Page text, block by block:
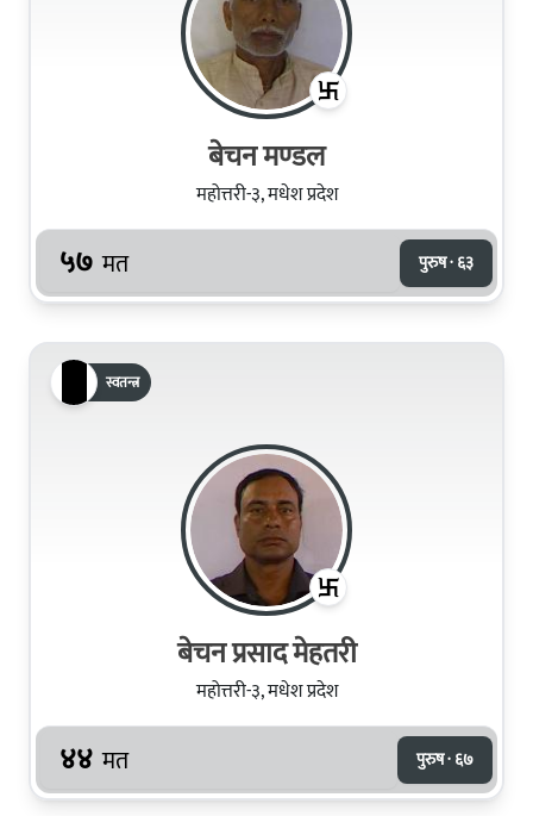
बेचन मण्‍डल
महोत्तरी-३, मधेश प्रदेश
५७ मत पुरुष · ६३
स्वतन्त्र
बेचन प्रसाद मेहतरी
महोत्तरी-३, मधेश प्रदेश
४४ मत पुरुष · ६७